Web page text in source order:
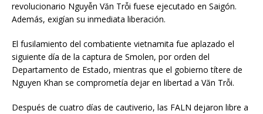
revolucionario Nguyễn Văn Trỗi fuese ejecutado en Saigón.
Además, exigían su inmediata liberación.
El fusilamiento del combatiente vietnamita fue aplazado el
siguiente día de la captura de Smolen, por orden del
Departamento de Estado, mientras que el gobierno títere de
Nguyen Khan se comprometía dejar en libertad a Văn Trỗi.
Después de cuatro días de cautiverio, las FALN dejaron libre a